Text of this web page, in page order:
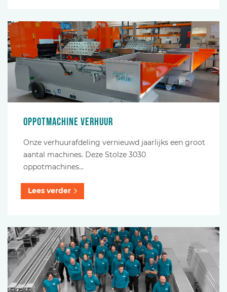
Oppotmachine verhuur
Onze verhuurafdeling vernieuwd jaarlijks een groot
aantal machines. Deze Stolze 3030
oppotmachines…
Lees verder